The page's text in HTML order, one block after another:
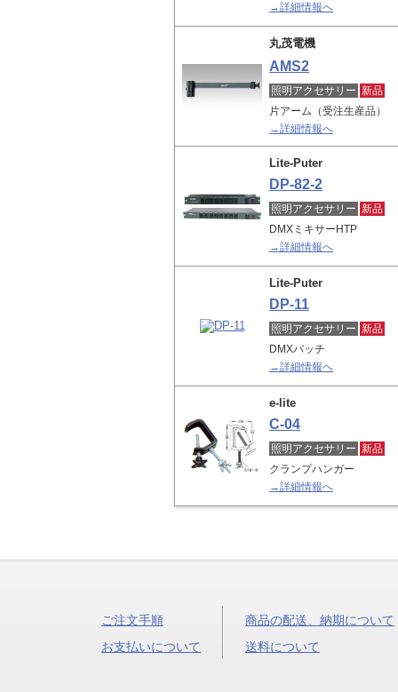
→詳細情報へ
丸茂電機
AMS2
照明アクセサリー 新品
片アーム（受注生産品）
→詳細情報へ
Lite-Puter
DP-82-2
照明アクセサリー 新品
DMXミキサーHTP
→詳細情報へ
Lite-Puter
DP-11
照明アクセサリー 新品
DMXパッチ
→詳細情報へ
e-lite
C-04
照明アクセサリー 新品
クランプハンガー
→詳細情報へ
ご注文手順
お支払いについて
商品の配送、納期について
送料について